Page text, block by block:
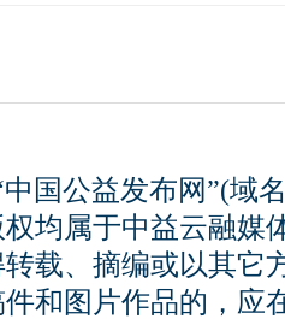
国公益发布网”(域
均属于中益云融媒
载、摘编或以其它
和图片作品的，应